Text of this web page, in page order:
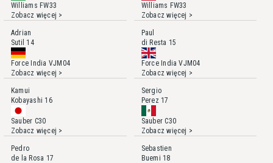
Williams FW33
Zobacz więcej >
Williams FW33
Zobacz więcej >
Adrian
Sutil 14
Force India VJM04
Zobacz więcej >
Paul
di Resta 15
Force India VJM04
Zobacz więcej >
Kamui
Kobayashi 16
Sauber C30
Zobacz więcej >
Sergio
Perez 17
Sauber C30
Zobacz więcej >
Pedro
de la Rosa 17
Sebastien
Buemi 18